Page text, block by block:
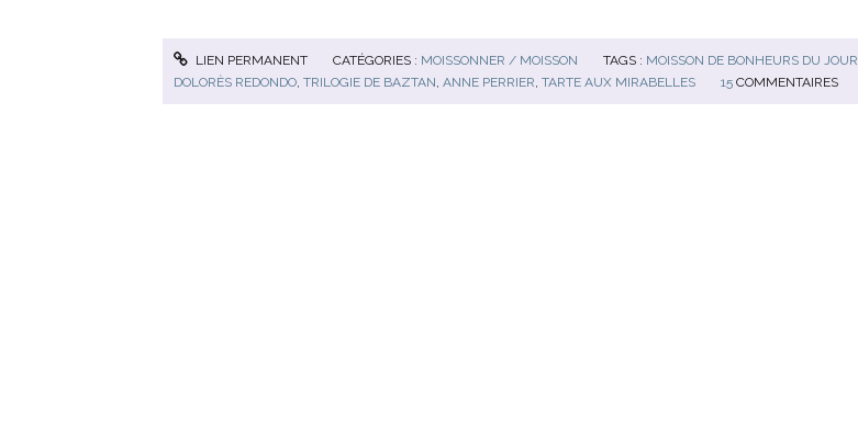
LIEN PERMANENT CATÉGORIES : MOISSONNER / MOISSON TAGS : MOISSON DE BONHEURS DU JOUR
DOLORÈS REDONDO TRILOGIE DE BAZTAN ANNE PERRIER TARTE AUX MIRABELLES 15 COMMENTAIRES